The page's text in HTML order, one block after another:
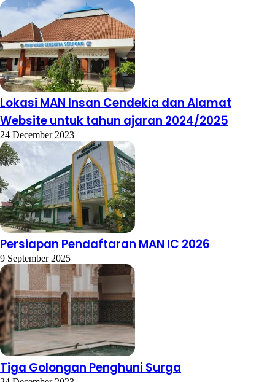
Lokasi MAN Insan Cendekia dan Alamat
Website untuk tahun ajaran 2024/2025
24 December 2023
Persiapan Pendaftaran MAN IC 2026
9 September 2025
Tiga Golongan Penghuni Surga